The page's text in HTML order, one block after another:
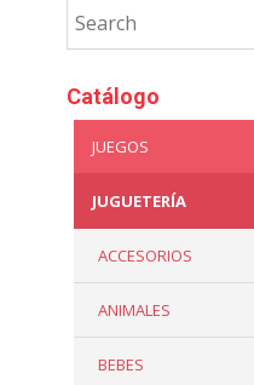
Catálogo
JUEGOS
JUGUETERÍA
ACCESORIOS
ANIMALES
BEBES